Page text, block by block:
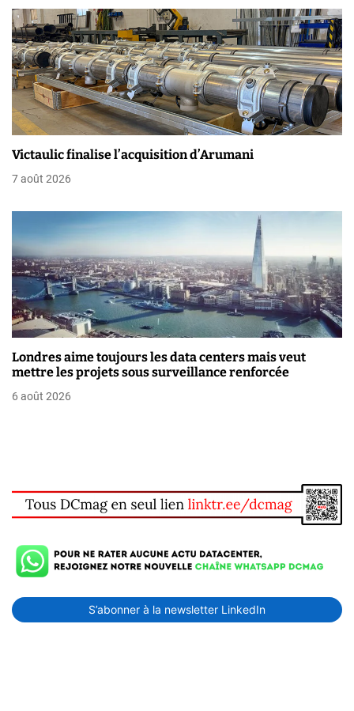
’
a
r
t
i
c
Victaulic finalise l’acquisition d’Arumani
7 août 2026
Londres aime toujours les data centers mais veut
mettre les projets sous surveillance renforcée
6 août 2026
S’abonner à la newsletter LinkedIn